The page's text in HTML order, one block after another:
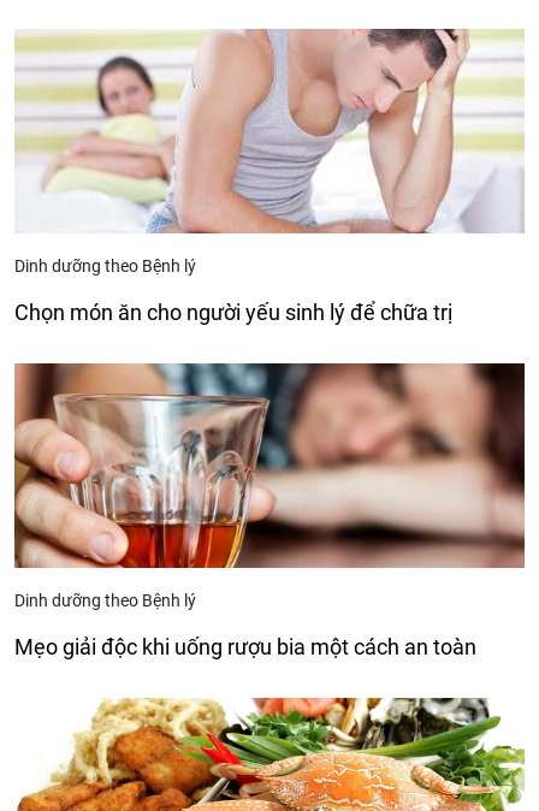
Dinh dưỡng theo Bệnh lý
Chọn món ăn cho người yếu sinh lý để chữa trị
Dinh dưỡng theo Bệnh lý
Mẹo giải độc khi uống rượu bia một cách an toàn